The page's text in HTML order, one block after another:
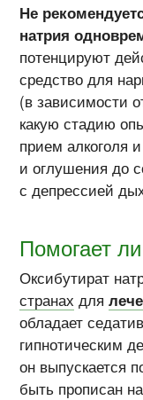
Не
натрия
потенцируют
средство для
(в зависимости
какую стадию
прием алкоголя
и оглушения до
с депрессией
Помогает
Оксибутират
странах для
обладает
гипнотическим
он выпускается
быть прописан